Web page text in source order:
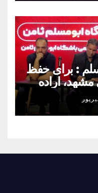
: برای حفظ
مشهد، اراده